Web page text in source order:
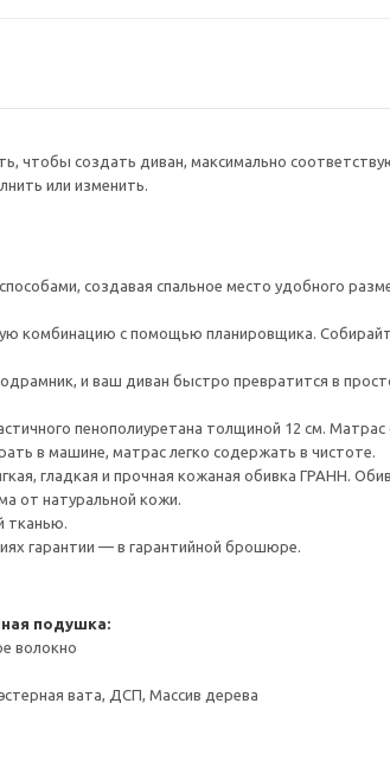
чтобы создать диван, максимально
или изменить.
создавая спальное место удобного
комбинацию с помощью планировщика.
и ваш диван быстро превратится в
пенополиуретана толщиной 12 см.
в машине, матрас легко содержать в чистоте.
гладкая и прочная кожаная обивка ГРАНН.
от натуральной кожи.
тканью.
гарантии — в гарантийной брошюре.
подушка:
волокно
вата, ДСП, Массив дерева